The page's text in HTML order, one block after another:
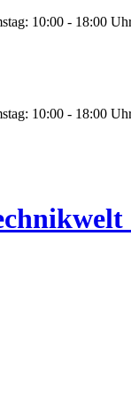
10:00 - 18:00
10:00 - 18:00